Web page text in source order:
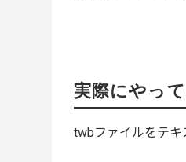
実際にやっ
twbファイルをテキ